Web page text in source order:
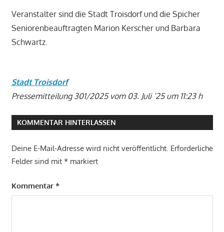
Veranstalter sind die Stadt Troisdorf und die Spicher
Seniorenbeauftragten Marion Kerscher und Barbara
Schwartz.
Stadt Troisdorf
Pressemitteilung 301/2025 vom 03. Juli ’25 um 11:23 h
KOMMENTAR HINTERLASSEN
Deine E-Mail-Adresse wird nicht veröffentlicht. Erforderliche
Felder sind mit *markiert
Kommentar *